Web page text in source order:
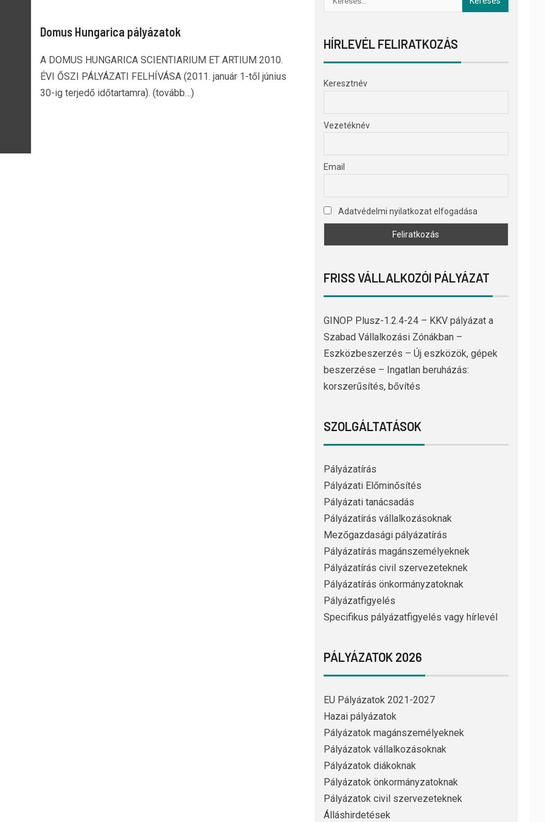
Domus Hungarica pályázatok
A DOMUS HUNGARICA SCIENTIARIUM ET ARTIUM 2010.
ÉVI ŐSZI PÁLYÁZATI FELHÍVÁSA (2011. január 1-től június
30-ig terjedő időtartamra). (tovább…)
HÍRLEVÉL FELIRATKOZÁS
Keresztnév
Vezetéknév
Email
Adatvédelmi nyilatkozat elfogadása
FRISS VÁLLALKOZÓI PÁLYÁZAT
GINOP Plusz-1.2.4-24 – KKV pályázat a
Szabad Vállalkozási Zónákban –
Eszközbeszerzés – Új eszközök, gépek
beszerzése – Ingatlan beruházás:
korszerűsítés, bővítés
SZOLGÁLTATÁSOK
Pályázatírás
Pályázati Előminősítés
Pályázati tanácsadás
Pályázatírás vállalkozásoknak
Mezőgazdasági pályázatírás
Pályázatírás magánszemélyeknek
Pályázatírás civil szervezeteknek
Pályázatírás önkormányzatoknak
Pályázatfigyelés
Specifikus pályázatfigyelés vagy hírlevél
PÁLYÁZATOK 2026
EU Pályázatok 2021-2027
Hazai pályázatok
Pályázatok magánszemélyeknek
Pályázatok vállalkozásoknak
Pályázatok diákoknak
Pályázatok önkormányzatoknak
Pályázatok civil szervezeteknek
Álláshirdetések